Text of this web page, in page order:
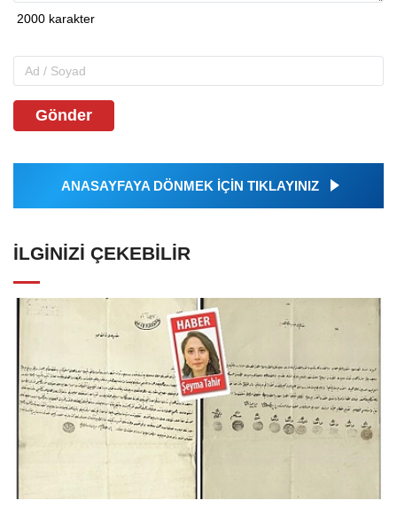
Gönder
ANASAYFAYA DÖNMEK İÇİN TIKLAYINIZ
İLGINIZI ÇEKEBILIR